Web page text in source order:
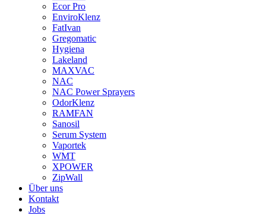
Ecor Pro
EnviroKlenz
FatIvan
Gregomatic
Hygiena
Lakeland
MAXVAC
NAC
NAC Power Sprayers
OdorKlenz
RAMFAN
Sanosil
Serum System
Vaportek
WMT
XPOWER
ZipWall
Über uns
Kontakt
Jobs